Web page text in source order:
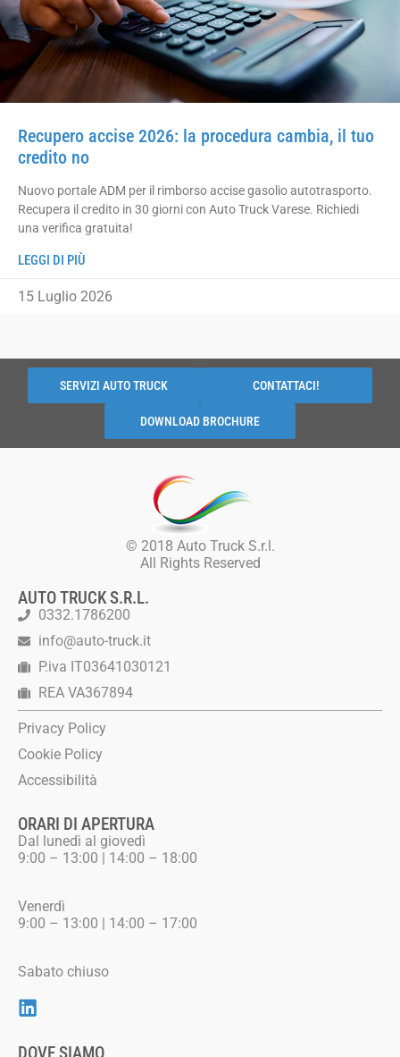
Recupero accise 2026: la procedura cambia, il tuo
credito no
Nuovo portale ADM per il rimborso accise gasolio autotrasporto.
Recupera il credito in 30 giorni con Auto Truck Varese. Richiedi
una verifica gratuita!
LEGGI DI PIÙ
15 Luglio 2026
SERVIZI AUTO TRUCK CONTATTACI!
DOWNLOAD BROCHURE
© 2018 Auto Truck S.r.l.
All Rights Reserved
AUTO TRUCK S.R.L.
0332.1786200
info@auto-truck.it
P.iva IT03641030121
REA VA367894
Privacy Policy
Cookie Policy
Accessibilità
ORARI DI APERTURA
Dal lunedì al giovedì
9:00 – 13:00 | 14:00 – 18:00
Venerdì
9:00 – 13:00 | 14:00 – 17:00
Sabato chiuso